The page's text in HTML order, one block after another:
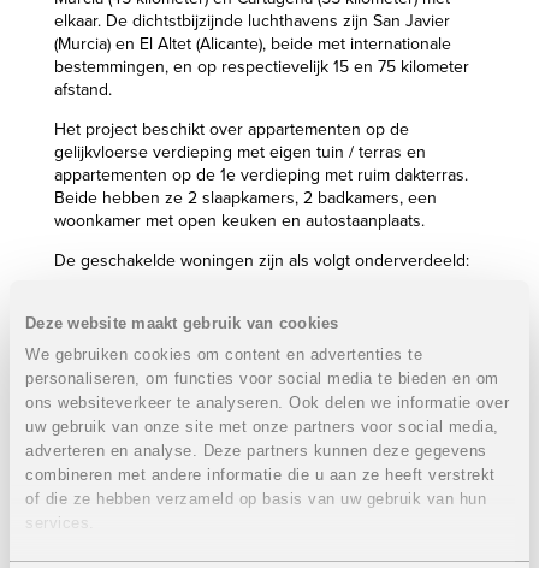
Deze website maakt gebruik van cookies
We gebruiken cookies om content en advertenties te
personaliseren, om functies voor social media te bieden en om
ons websiteverkeer te analyseren. Ook delen we informatie over
uw gebruik van onze site met onze partners voor social media,
adverteren en analyse. Deze partners kunnen deze gegevens
combineren met andere informatie die u aan ze heeft verstrekt
of die ze hebben verzameld op basis van uw gebruik van hun
services.
elkaar. De dichtstbijzijnde luchthavens zijn San Javier
(Murcia) en El Altet (Alicante), beide met internationale
bestemmingen, en op respectievelijk 15 en 75 kilometer
afstand.
Het project beschikt over appartementen op de
gelijkvloerse verdieping met eigen tuin / terras en
appartementen op de 1e verdieping met ruim dakterras.
Beide hebben ze 2 slaapkamers, 2 badkamers, een
woonkamer met open keuken en autostaanplaats.
De geschakelde woningen zijn als volgt onderverdeeld:
met open keuken, terras voor- en achteraan en een
autostaanplaats.
1e Verdieping: 2 slaapkamers, 1 badkamer en 2
terrassen
Ruim dakterras
Eigenschappen laatste gelijkvloers appartement:
VERKOCHT
3 Slaapkamers
Bebouwde oppervlakte: 78,78 m²